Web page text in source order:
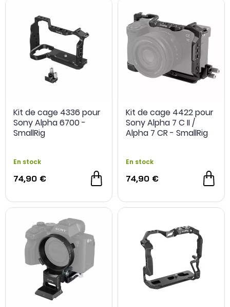
Kit de cage 4336 pour
Sony Alpha 6700 -
SmallRig
En stock
74,90 €
Kit de cage 4422 pour
Sony Alpha 7 C II /
Alpha 7 CR - SmallRig
En stock
74,90 €